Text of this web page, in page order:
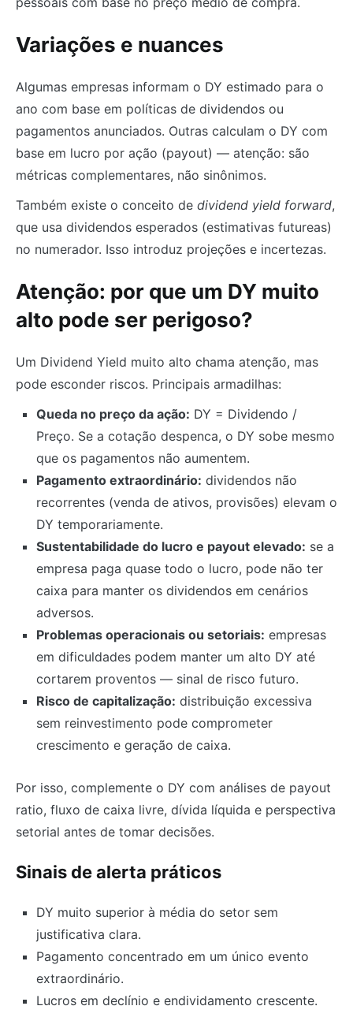
Variações e nuances
Algumas empresas informam o DY estimado para o
ano com base em políticas de dividendos ou
pagamentos anunciados. Outras calculam o DY com
base em lucro por ação (payout) — atenção: são
métricas complementares, não sinônimos.
Também existe o conceito de dividend yield forward,
que usa dividendos esperados (estimativas futureas)
no numerador. Isso introduz projeções e incertezas.
Atenção: por que um DY muito
alto pode ser perigoso?
Um Dividend Yield muito alto chama atenção, mas
pode esconder riscos. Principais armadilhas:
Queda no preço da ação: DY = Dividendo /
Preço. Se a cotação despenca, o DY sobe mesmo
que os pagamentos não aumentem.
Pagamento extraordinário: dividendos não
recorrentes (venda de ativos, provisões) elevam o
DY temporariamente.
Sustentabilidade do lucro e payout elevado: se a
empresa paga quase todo o lucro, pode não ter
caixa para manter os dividendos em cenários
adversos.
Problemas operacionais ou setoriais: empresas
em dificuldades podem manter um alto DY até
cortarem proventos — sinal de risco futuro.
Risco de capitalização: distribuição excessiva
sem reinvestimento pode comprometer
crescimento e geração de caixa.
Por isso, complemente o DY com análises de payout
ratio, fluxo de caixa livre, dívida líquida e perspectiva
setorial antes de tomar decisões.
Sinais de alerta práticos
DY muito superior à média do setor sem
justificativa clara.
Pagamento concentrado em um único evento
extraordinário.
Lucros em declínio e endividamento crescente.